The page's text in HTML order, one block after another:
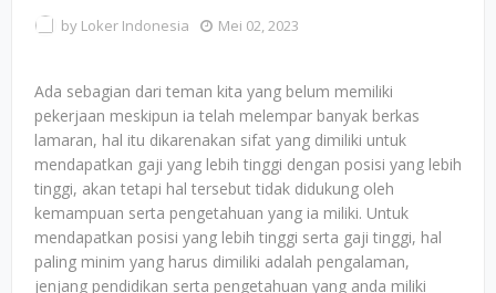
by Loker Indonesia Mei 02, 2023
Ada sebagian dari teman kita yang belum memiliki
pekerjaan meskipun ia telah melempar banyak berkas
lamaran, hal itu dikarenakan sifat yang dimiliki untuk
mendapatkan gaji yang lebih tinggi dengan posisi yang lebih
tinggi, akan tetapi hal tersebut tidak didukung oleh
kemampuan serta pengetahuan yang ia miliki. Untuk
mendapatkan posisi yang lebih tinggi serta gaji tinggi, hal
paling minim yang harus dimiliki adalah pengalaman,
jenjang pendidikan serta pengetahuan yang anda miliki